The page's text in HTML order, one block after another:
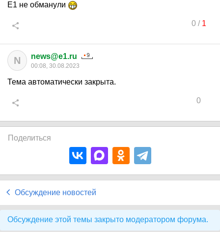
Е1 не обманули
0/ 1
N news@e1.ru
00:08, 30.08.2023
Тема автоматически закрыта.
0
Поделиться
Обсуждение новостей
Обсуждение этой темы закрыто модератором форума.